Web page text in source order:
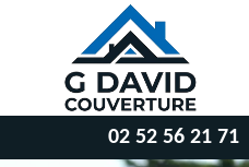
02 52 56 21 71